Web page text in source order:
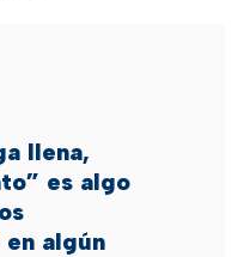
llena,
es algo
algún